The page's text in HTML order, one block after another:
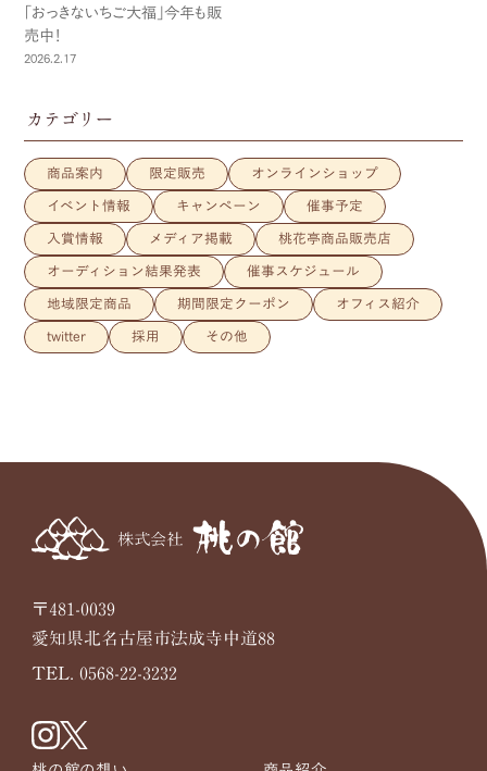
「おっきないちご大福」今年も販
売中！
2026.2.17
カテゴリー
商品案内 限定販売 オンラインショップ
イベント情報 キャンペーン 催事予定
入賞情報 メディア掲載 桃花亭商品販売店
オーディション結果発表 催事スケジュール
地域限定商品 期間限定クーポン オフィス紹介
twitter 採用 その他
〒481-0039
愛知県北名古屋市法成寺中道88
TEL. 0568-22-3232